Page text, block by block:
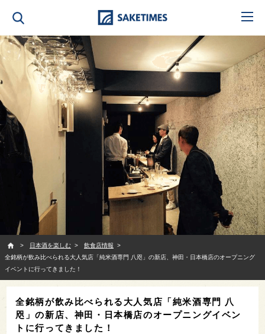
日本酒を楽しむ
飲食店情報
全銘柄が飲み比べられる大人気店「純米酒専門 八咫」の新店、神田・日本橋店のオープニング
イベントに行ってきました！
全銘柄が飲み比べられる大人気店「純米酒専門 八
咫」の新店、神田・日本橋店のオープニングイベン
トに行ってきました！